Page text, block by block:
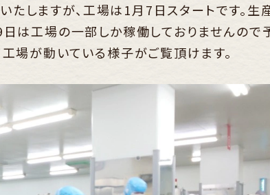
しますが、工場は1月7日スタートです。生
は工場の一部しか稼働しておりませんので
場が動いている様子がご覧頂けます。